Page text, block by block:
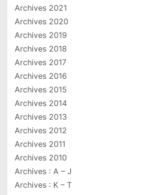
Archives 2021
Archives 2020
Archives 2019
Archives 2018
Archives 2017
Archives 2016
Archives 2015
Archives 2014
Archives 2013
Archives 2012
Archives 2011
Archives 2010
Archives : A – J
Archives : K – T